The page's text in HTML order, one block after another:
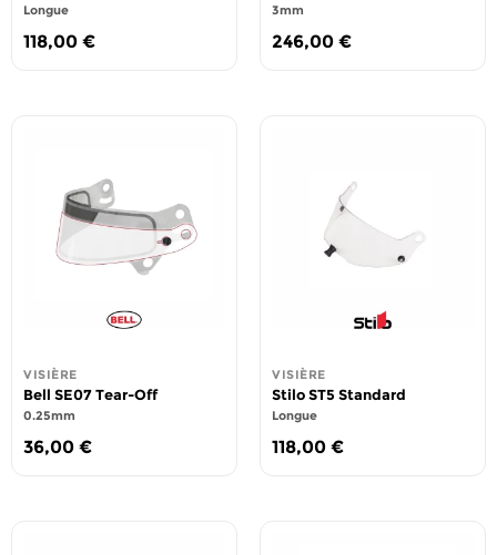
Longue
118,00 €
3mm
246,00 €
VISIÈRE
Bell SE07 Tear-Off
0.25mm
36,00 €
VISIÈRE
Stilo ST5 Standard
Longue
118,00 €